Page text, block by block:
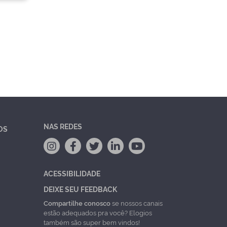
NAS REDES
ACESSIBILIDADE
DEIXE SEU FEEDBACK
Compartilhe conoscose nossos canais
estão adequados pra você? Elogios
também são super bem vindos!